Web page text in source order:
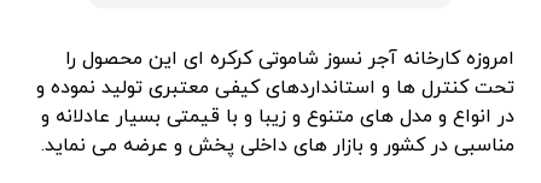
امروزه کارخانه آجر نسوز شاموتی کرکره ای این محصول را
تحت کنترل ها و استانداردهای کیفی معتبری تولید نموده و
در انواع و مدل های متنوع و زیبا و با قیمتی بسیار عادلانه و
مناسبی در کشور و بازار های داخلی پخش و عرضه می نماید.